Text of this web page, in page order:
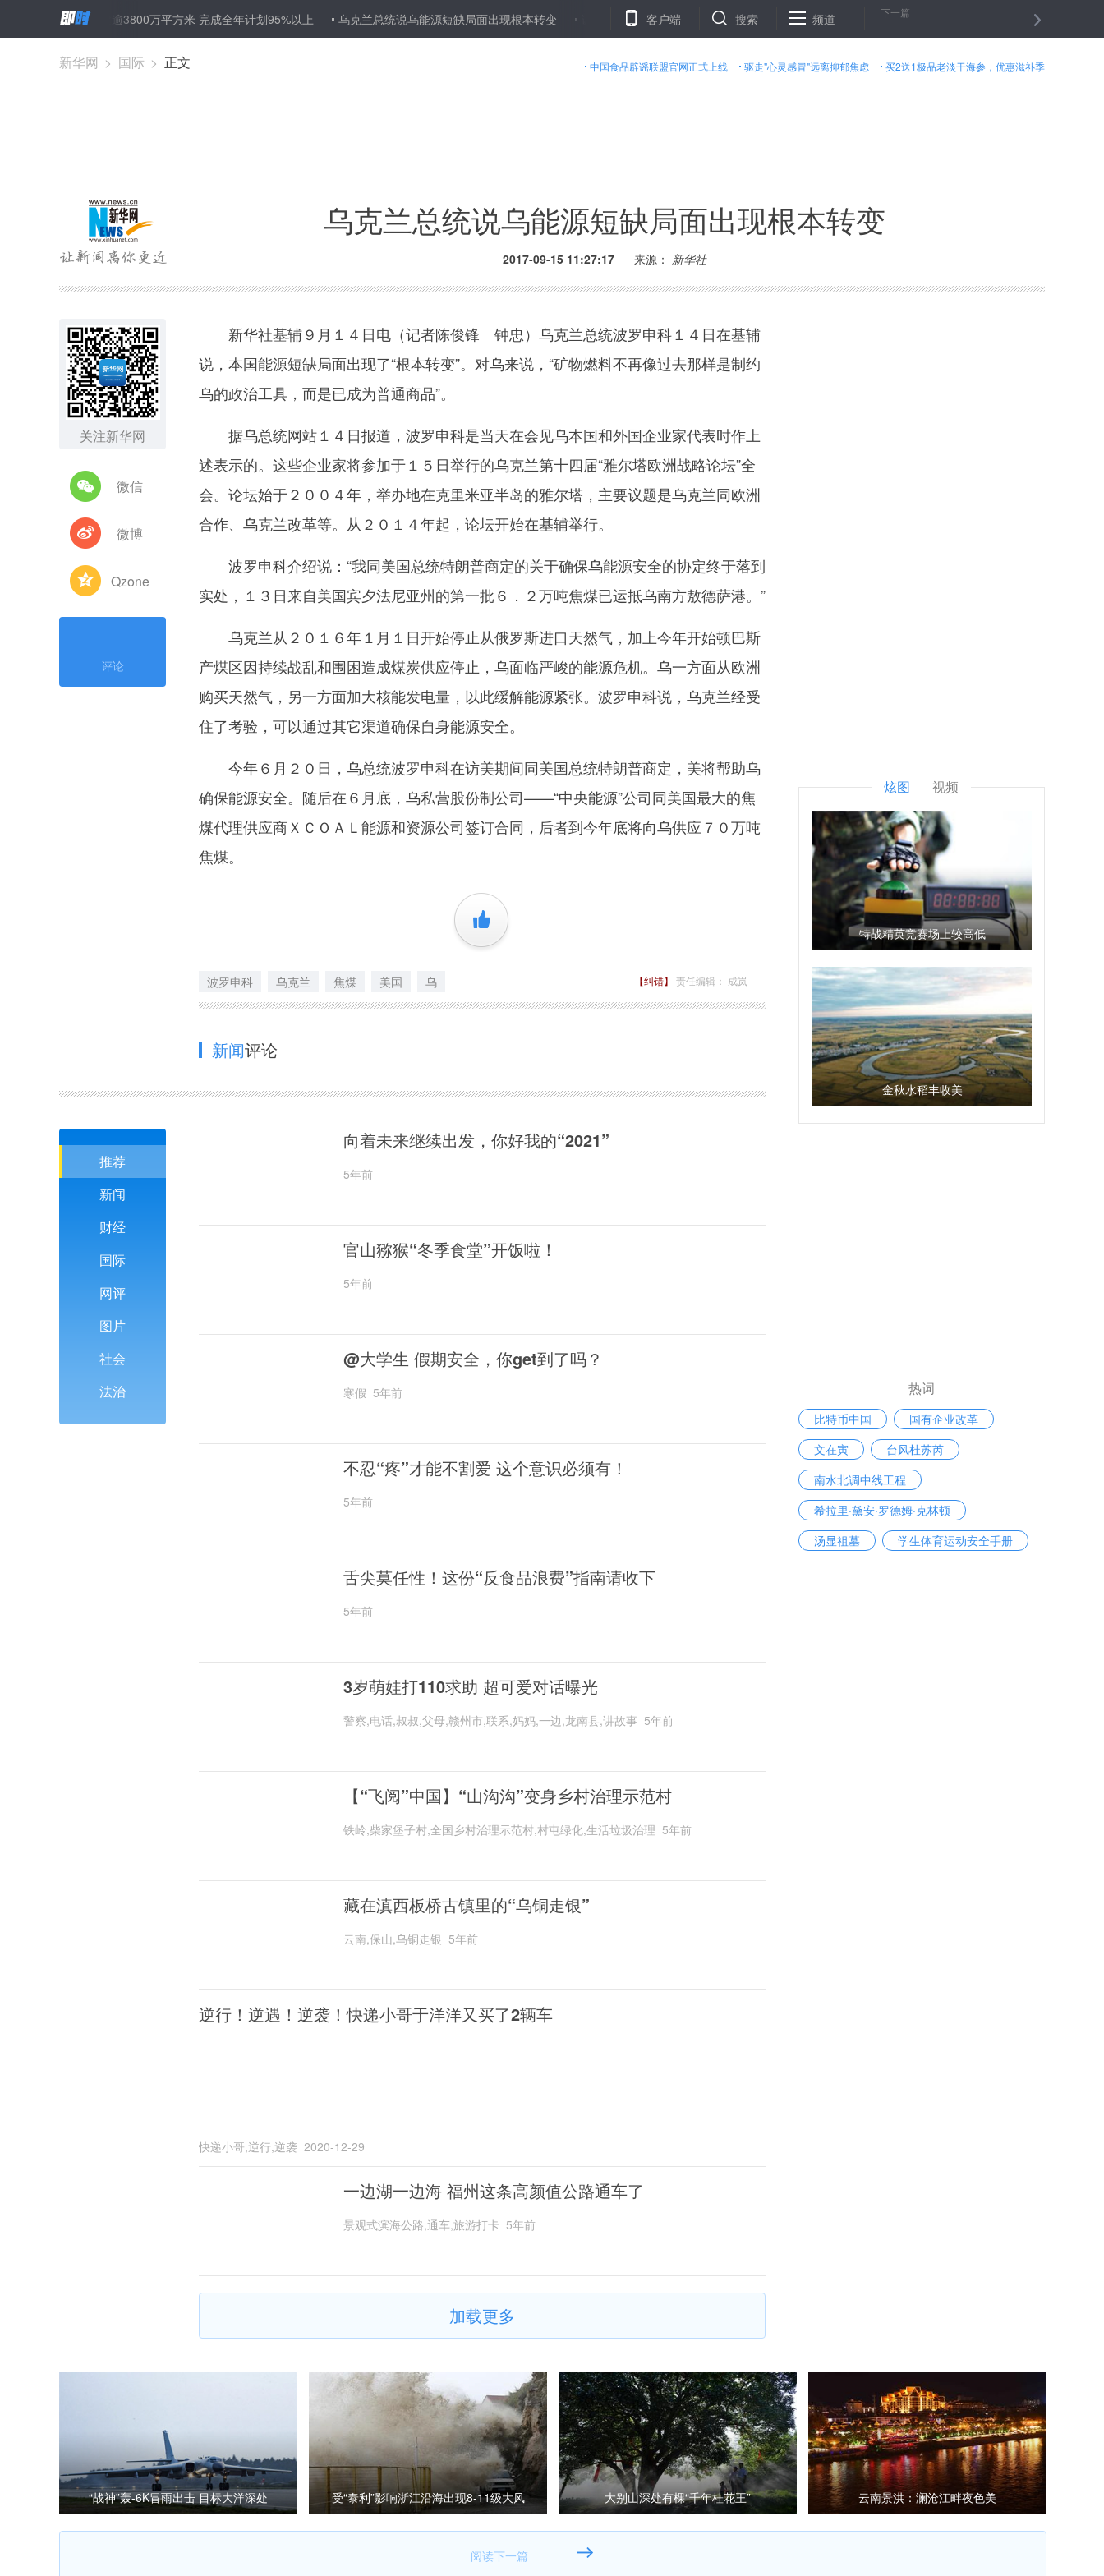
前8月拆违建逾3800万平方米 完成全年计划95%以上 乌克兰总统说乌能源短缺局面出现根本转变 调查表明：台湾学士毕业生月薪涨幅胜过硕博毕业生 上海借“一带一路”巡展促中国与波罗的海国家合作
客户端 搜索 频道 下一篇
中国食品辟谣联盟官网正式上线 驱走"心灵感冒"远离抑郁焦虑 买2送1极品老淡干海参，优惠滋补季
新华网 > 国际 > 正文
乌克兰总统说乌能源短缺局面出现根本转变
2017-09-15 11:27:17 来源： 新华社
关注新华网
微信
微博
Qzone
评论
新华社基辅９月１４日电（记者陈俊锋 钟忠）乌克兰总统波罗申科１４日在基辅
说，本国能源短缺局面出现了“根本转变”。对乌来说，“矿物燃料不再像过去那样是制约
乌的政治工具，而是已成为普通商品”。
据乌总统网站１４日报道，波罗申科是当天在会见乌本国和外国企业家代表时作上
述表示的。这些企业家将参加于１５日举行的乌克兰第十四届“雅尔塔欧洲战略论坛”全
会。论坛始于２００４年，举办地在克里米亚半岛的雅尔塔，主要议题是乌克兰同欧洲
合作、乌克兰改革等。从２０１４年起，论坛开始在基辅举行。
波罗申科介绍说：“我同美国总统特朗普商定的关于确保乌能源安全的协定终于落到
实处，１３日来自美国宾夕法尼亚州的第一批６．２万吨焦煤已运抵乌南方敖德萨港。”
乌克兰从２０１６年１月１日开始停止从俄罗斯进口天然气，加上今年开始顿巴斯
产煤区因持续战乱和围困造成煤炭供应停止，乌面临严峻的能源危机。乌一方面从欧洲
购买天然气，另一方面加大核能发电量，以此缓解能源紧张。波罗申科说，乌克兰经受
住了考验，可以通过其它渠道确保自身能源安全。
今年６月２０日，乌总统波罗申科在访美期间同美国总统特朗普商定，美将帮助乌
确保能源安全。随后在６月底，乌私营股份制公司——“中央能源”公司同美国最大的焦
煤代理供应商ＸＣＯＡＬ能源和资源公司签订合同，后者到今年底将向乌供应７０万吨
焦煤。
+1
波罗申科 乌克兰 焦煤 美国 乌 【纠错】 责任编辑： 成岚
新闻评论
推荐
新闻
财经
国际
网评
图片
社会
法治
向着未来继续出发，你好我的“2021”
5年前
官山猕猴“冬季食堂”开饭啦！
5年前
@大学生 假期安全，你get到了吗？
寒假 5年前
不忍“疼”才能不割爱 这个意识必须有！
5年前
舌尖莫任性！这份“反食品浪费”指南请收下
5年前
3岁萌娃打110求助 超可爱对话曝光
警察,电话,叔叔,父母,赣州市,联系,妈妈,一边,龙南县,讲故事 5年前
【“飞阅”中国】“山沟沟”变身乡村治理示范村
铁岭,柴家堡子村,全国乡村治理示范村,村屯绿化,生活垃圾治理 5年前
藏在滇西板桥古镇里的“乌铜走银”
云南,保山,乌铜走银 5年前
逆行！逆遇！逆袭！快递小哥于洋洋又买了2辆车
快递小哥,逆行,逆袭 2020-12-29
一边湖一边海 福州这条高颜值公路通车了
景观式滨海公路,通车,旅游打卡 5年前
加载更多
炫图 视频
特战精英竞赛场上较高低
金秋水稻丰收美
热词
比特币中国
国有企业改革
文在寅
台风杜苏芮
南水北调中线工程
希拉里·黛安·罗德姆·克林顿
汤显祖墓
学生体育运动安全手册
“战神”轰-6K冒雨出击 目标大洋深处 受“泰利”影响浙江沿海出现8-11级大风 大别山深处有棵“千年桂花王” 云南景洪：澜沧江畔夜色美